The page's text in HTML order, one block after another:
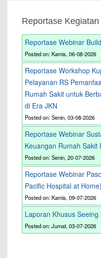
Reportase Kegiatan
Reportase Webinar
Posted on: Kamis, 06-08-2026
Reportase Workshop
Pelayanan RS
Rumah Sakit untuk
di Era JKN
Posted on: Senin, 03-08-2026
Reportase Webinar
Keuangan Rumah Sakit
Posted on: Senin, 20-07-2026
Reportase Webinar
Pacific Hospital at
Posted on: Kamis, 09-07-2026
Laporan Khusus
Posted on: Jumat, 03-07-2026